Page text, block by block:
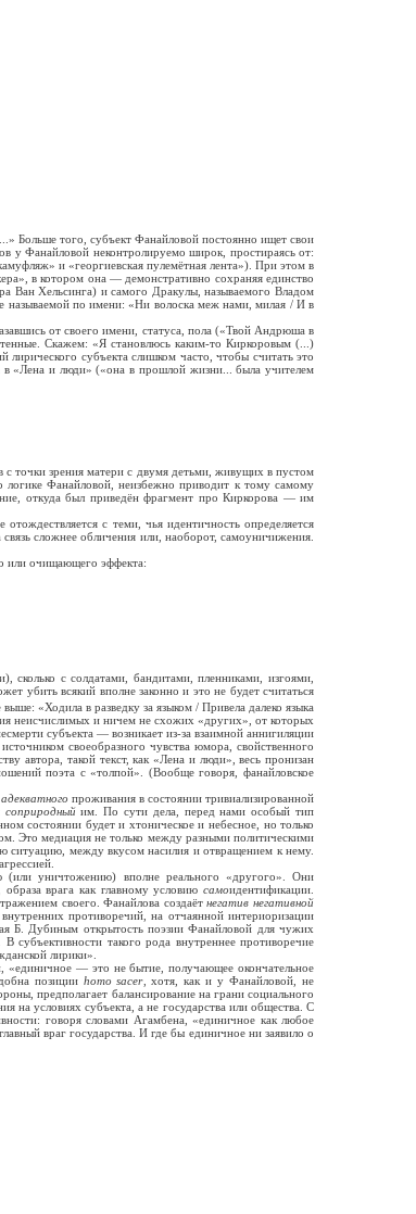
Больше того, субъект Фанайловой постоянно ищет свои
у Фанайловой неконтролируемо широк, простираясь от:
и «георгиевская пулемётная лента»). При этом в
в котором она — демонстративно сохраняя единство
Ван Хельсинга) и самого Дракулы, называемого Владом
называемой по имени: «Ни волоска меж нами, милая / И в
от своего имени, статуса, пола («Твой Андрюша в
Скажем: «Я становлюсь каким-то Киркоровым (...)
субъекта слишком часто, чтобы считать это
в «Лена и люди» («она в прошлой жизни... была учителем
точки зрения матери с двумя детьми, живущих в пустом
логике Фанайловой, неизбежно приводит к тому самому
откуда был приведён фрагмент про Киркорова — им
с теми, чья идентичность определяется
сложнее обличения или, наоборот, самоуничижения.
или очищающего эффекта:
с солдатами, бандитами, пленниками, изгоями,
убить всякий вполне законно и это не будет считаться
«Ходила в разведку за языком / Привела далеко языка
неисчислимых и ничем не схожих «других», от которых
субъекта — возникает из-за взаимной аннигиляции
своеобразного чувства юмора, свойственного
автора, такой текст, как «Лена и люди», весь пронизан
поэта с «толпой». (Вообще говоря, фанайловское
адекватного проживания в состоянии тривиализированной
соприродныйим. По сути дела, перед нами особый тип
состоянии будет и хтоническое и небесное, но только
Это медиация не только между разными политическими
между вкусом насилия и отвращением к нему.
уничтожению) вполне реального «другого». Они
врага как главному условию самоидентификации.
своего. Фанайлова создаётнегатив негативной
противоречий, на отчаянной интериоризации
Б. Дубиным открытость поэзии Фанайловой для чужих
субъективности такого рода внутреннее противоречие
лирики».
«единичное — это не бытие, получающее окончательное
позиции homo sacer, хотя, как и у Фанайловой, не
предполагает балансирование на грани социального
на условиях субъекта, а не государства или общества. С
говоря словами Агамбена, «единичное как любое
враг государства. И где бы единичное ни заявило о